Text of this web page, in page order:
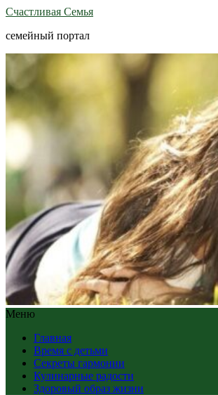
Счастливая Семья
семейный портал
Меню
Главная
Время с детьми
Секреты гармонии
Кулинарные радости
Здоровый образ жизни